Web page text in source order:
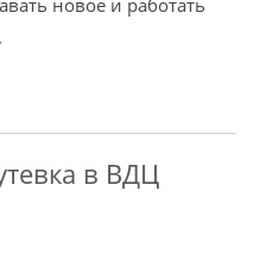
новое и работать
в ВДЦ